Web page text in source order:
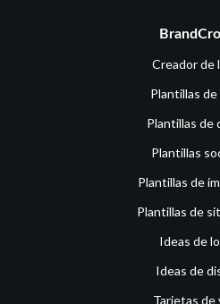
Creador de
Plantillas de
Plantillas de
Plantillas
Plantillas de
Plantillas de
Ideas de
Ideas de
Tarjetas de